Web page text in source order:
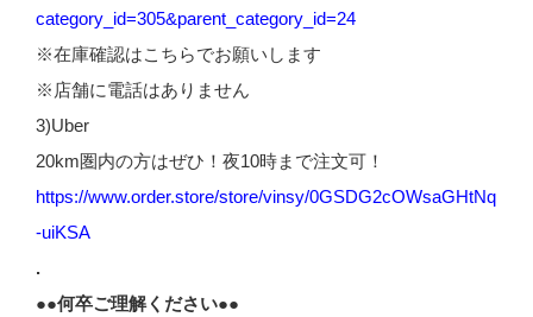
category_id=305&parent_category_id=24
※在庫確認はこちらでお願いします
※店舗に電話はありません
3)Uber
20km圏内の方はぜひ！夜10時まで注文可！
https://www.order.store/store/vinsy/0GSDG2cOWsaGHtNq
-uiKSA
.
●●何卒ご理解ください●●